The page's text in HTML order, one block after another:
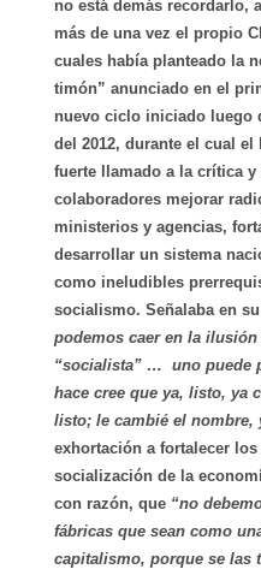
no está demás recordarlo,
más de una vez el propio
cuales había planteado la
timón” anunciado en el
nuevo ciclo iniciado luego
del 2012, durante el cual
fuerte llamado a la crítica
colaboradores mejorar
ministerios y agencias,
desarrollar un sistema
como ineludibles
socialismo. Señalaba en
podemos caer en la
“socialista” … uno puede
hace cree que ya, listo, ya
listo; le cambié el nombre,
exhortación a fortalecer
socialización de la
con razón, que“no
fábricas que sean como
capitalismo, porque se las